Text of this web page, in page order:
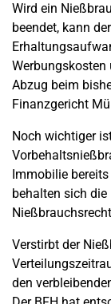
Wird ein
beendet, kann
Werbungskosten
Abzug beim
Finanzgericht
Noch wichtiger
Immobilie
behalten sich
Verstirbt der
den